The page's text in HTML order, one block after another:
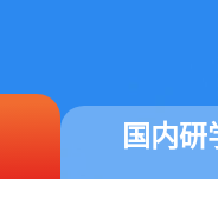
国内研